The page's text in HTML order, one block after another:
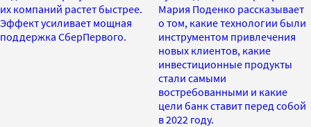
их компаний растет быстрее.
Эффект усиливает мощная
поддержка СберПервого.
Мария Поденко рассказывает
о том, какие технологии были
инструментом привлечения
новых клиентов, какие
инвестиционные продукты
стали самыми
востребованными и какие
цели банк ставит перед собой
в 2022 году.